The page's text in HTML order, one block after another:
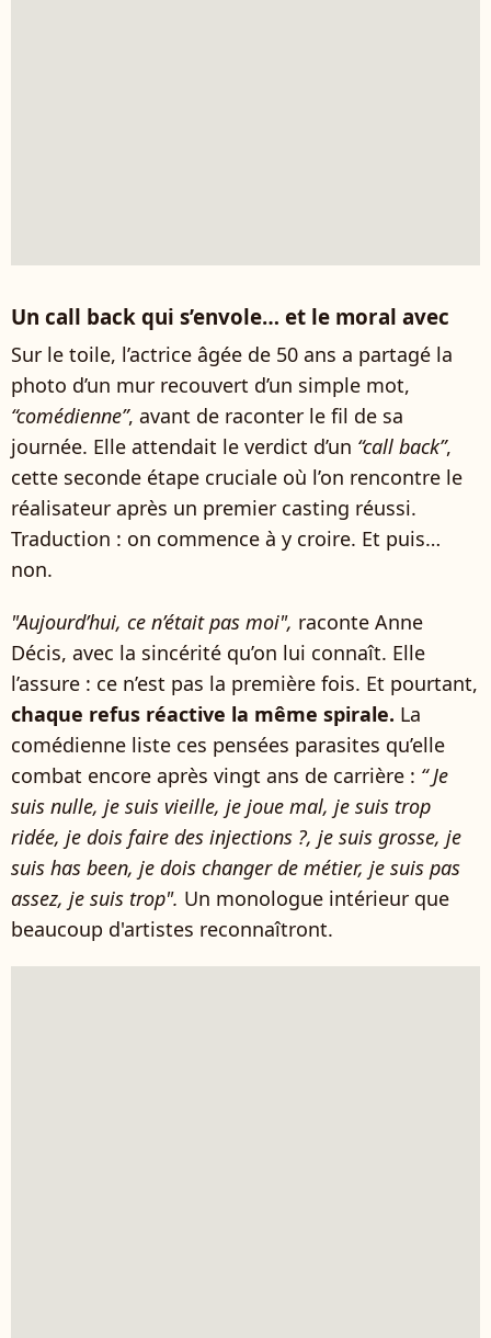
Un call back qui s’envole… et le moral avec
Sur le toile, l’actrice âgée de 50 ans a partagé la
photo d’un mur recouvert d’un simple mot,
“comédienne”, avant de raconter le fil de sa
journée. Elle attendait le verdict d’un “call back”,
cette seconde étape cruciale où l’on rencontre le
réalisateur après un premier casting réussi.
Traduction : on commence à y croire. Et puis…
non.
"Aujourd’hui, ce n’était pas moi", raconte Anne
Décis, avec la sincérité qu’on lui connaît. Elle
l’assure : ce n’est pas la première fois. Et pourtant,
chaque refus réactive la même spirale. La
comédienne liste ces pensées parasites qu’elle
combat encore après vingt ans de carrière : “ Je
suis nulle, je suis vieille, je joue mal, je suis trop
ridée, je dois faire des injections ?, je suis grosse, je
suis has been, je dois changer de métier, je suis pas
assez, je suis trop". Un monologue intérieur que
beaucoup d'artistes reconnaîtront.